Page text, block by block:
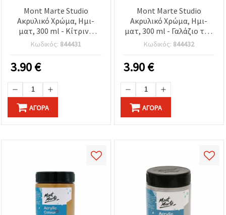
Mont Marte Studio
Ακρυλικό Χρώμα, Ημι-
ματ, 300 ml - Κίτρινο
Λεμονί
Κωδικός: 844431
3.90€
ΑΓΟΡΆ
Mont Marte Studio
Ακρυλικό Χρώμα, Ημι-
ματ, 300 ml - Γαλάζιο του
ουρανού
Κωδικός: 844432
3.90€
ΑΓΟΡΆ